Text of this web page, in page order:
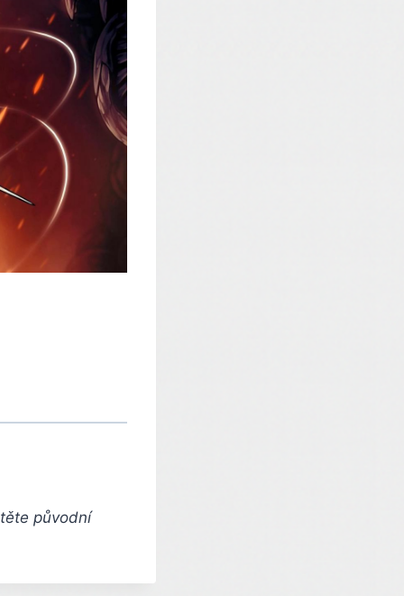
původní